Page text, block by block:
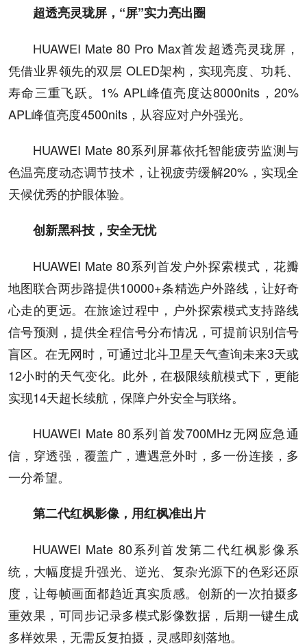
超透亮灵珑屏，“屏”实力亮出圈
HUAWEI Mate 80 Pro Max首发超透亮灵珑屏，
凭借业界领先的双层 OLED架构，实现亮度、功耗、
寿命三重飞跃。1% APL峰值亮度达8000nits，20%
APL峰值亮度4500nits，从容应对户外强光。
HUAWEI Mate 80系列屏幕依托智能疲劳监测与
色温亮度动态调节技术，让视疲劳缓解20%，实现全
天候优秀的护眼体验。
创新黑科技， 安全无忧
HUAWEI Mate 80系列首发户外探索模式，花瓣
地图联合两步路提供10000+条精选户外路线，让好奇
心走的更远。在旅途过程中，户外探索模式支持路线
信号预测，提供全程信号分布情况，可提前识别信号
盲区。在无网时，可通过北斗卫星天气查询未来3天或
12小时的天气变化。此外，在极限续航模式下，更能
实现14天超长续航，保障户外安全与联络。
HUAWEI Mate 80系列首发700MHz无网应急通
信，穿透强，覆盖广，遭遇意外时，多一份连接，多
一分希望。
第二代红枫影像，用红枫准出片
HUAWEI Mate 80系列首发第二代红枫影像系
统，大幅度提升强光、逆光、复杂光源下的色彩还原
度，让每帧画面都趋近真实质感。创新的一次拍摄多
重效果，可同步记录多模式影像数据，后期一键生成
多样效果，无需反复拍摄，灵感即刻落地。